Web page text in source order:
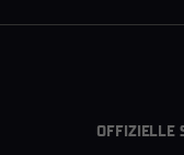
OFFIZIELLE